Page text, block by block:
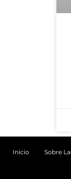
Inicio Sobre